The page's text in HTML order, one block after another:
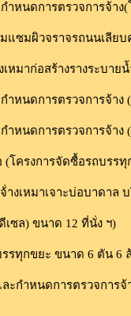
ำหนดการตรวจการจ้าง
แซมผิวจราจรถนนเลีย
เหมาก่อสร้างรางระบา
ำหนดการตรวจการจ้า
ำหนดการตรวจการจ้า
(โครงการจัดซื้อรถบรร
างเหมาเจาะบ่อบาดา
ซล) ขนาด 12 ที่นั่ง ฯ)
รทุกขยะ ขนาด 6 ตัน 6
ะกำหนดการตรวจการ